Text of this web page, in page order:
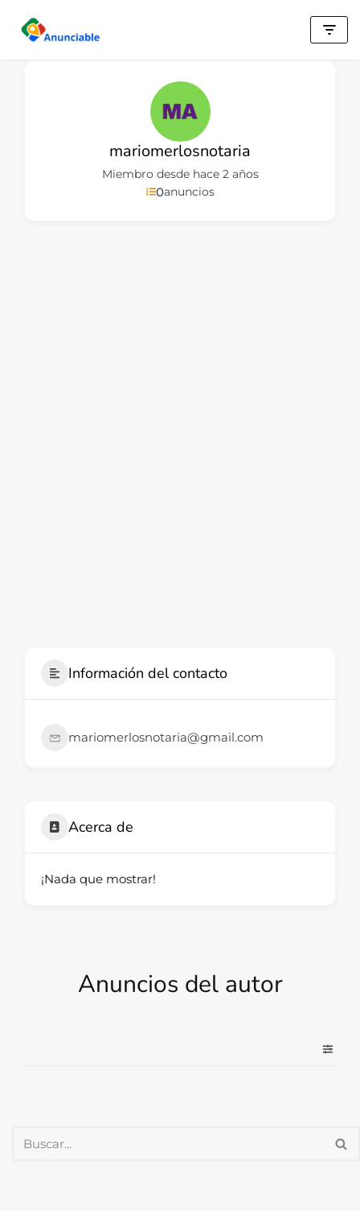
Saltar
mariomerlosnotaria
Miembro desde hace 2 años
0anuncios
Información del contacto
mariomerlosnotaria@gmail.com
Acerca de
¡Nada que mostrar!
Anuncios del autor